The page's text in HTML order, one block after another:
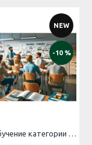
NEW
-10 %
26|16. Обучение категории 'B' [30.07.2026 – 29.08.2026 Эстонский]